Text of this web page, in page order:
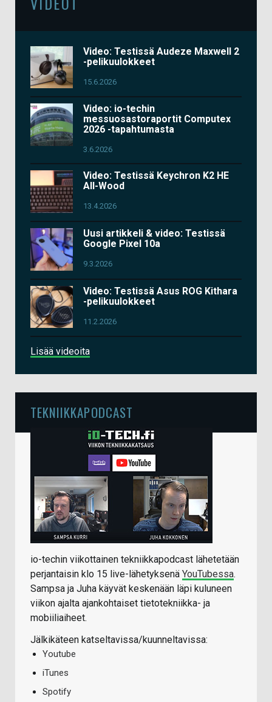
Video: Testissä Audeze Maxwell 2
-pelikuulokkeet
15.6.2026
Video: io-techin
messuosastoraportit Computex
2026 -tapahtumasta
3.6.2026
Video: Testissä Keychron K2 HE
All-Wood
13.4.2026
Uusi artikkeli & video: Testissä
Google Pixel 10a
9.3.2026
Video: Testissä Asus ROG Kithara
-pelikuulokkeet
11.2.2026
Lisää videoita
TEKNIIKKAPODCAST
io-techin viikottainen tekniikkapodcast lähetetään
perjantaisin klo 15 live-lähetyksenä YouTubessa.
Sampsa ja Juha käyvät keskenään läpi kuluneen
viikon ajalta ajankohtaiset tietotekniikka- ja
mobiiliaiheet.
Jälkikäteen katseltavissa/kuunneltavissa:
Youtube
iTunes
Spotify